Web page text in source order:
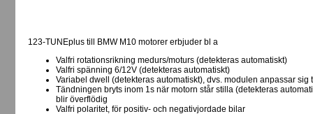
123-TUNEplus till BMW M10 motorer erbjuder bl a
Valfri rotationsrikning medurs/moturs (detekteras automatiskt)
Valfri spänning 6/12V (detekteras automatiskt)
Variabel dwell (detekteras automatiskt), dvs. modulen anpassar
Tändningen bryts inom 1s när motorn står stilla (detekteras
blir överflödig
Valfri polaritet, för positiv- och negativjordade bilar